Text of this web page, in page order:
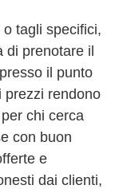
tagli specifici,
prenotare il
il punto
prezzi rendono
chi cerca
con buon
e
dai clienti,